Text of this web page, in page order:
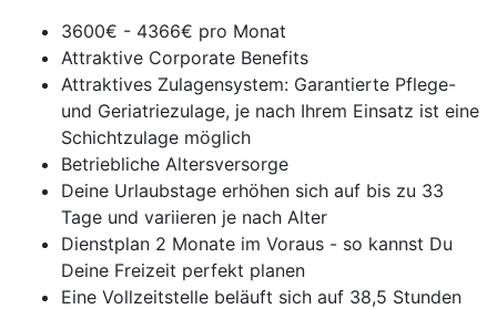
3600€ - 4366€ pro Monat
Attraktive Corporate Benefits
Attraktives Zulagensystem: Garantierte Pflege-
und Geriatriezulage, je nach Ihrem Einsatz ist eine
Schichtzulage möglich
Betriebliche Altersversorge
Deine Urlaubstage erhöhen sich auf bis zu 33
Tage und variieren je nach Alter
Dienstplan 2 Monate im Voraus - so kannst Du
Deine Freizeit perfekt planen
Eine Vollzeitstelle beläuft sich auf 38,5 Stunden